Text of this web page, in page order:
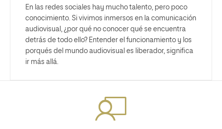
En las redes sociales hay mucho talento, pero poco
conocimiento. Si vivimos inmersos en la comunicación
audiovisual, ¿por qué no conocer qué se encuentra
detrás de todo ello? Entender el funcionamiento y los
porqués del mundo audiovisual es liberador, significa
ir más allá.